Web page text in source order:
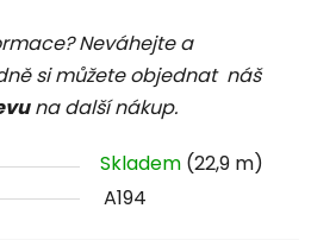
Neváhejte a
si můžete objednat náš
na další nákup.
Skladem (22,9 m)
A194